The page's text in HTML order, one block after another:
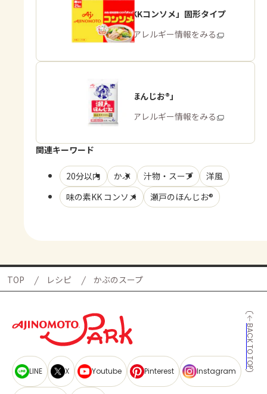
「味の素KKコンソメ」固形タイプ
商品・アレルギー情報をみる
「瀬戸のほんじお®」
商品・アレルギー情報をみる
関連キーワード
20分以内 かぶ 汁物・スープ
洋風
味の素KK コンソメ
瀬戸のほんじお®
TOP レシピ かぶのスープ
BACK TO TOP
LINE X Youtube Pinterest Instagram